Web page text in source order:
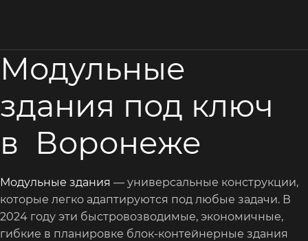
Модульные
здания под ключ
в Воронеже
Модульные здания — универсальные конструкции,
которые легко адаптируются под любые задачи. В
2024 году эти быстровозводимые, экономичные,
гибкие в планировке блок-контейнерные здания